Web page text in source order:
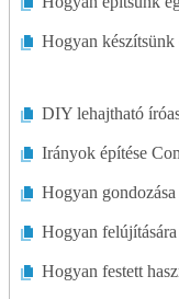
Hogyan
DIY lehajtható
Irányok építése
Hogyan
Hogyan
Hogyan festett